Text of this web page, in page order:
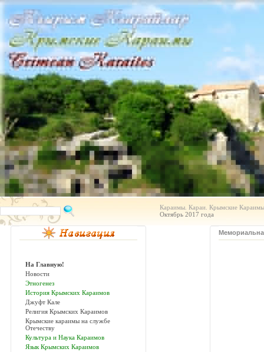
Караимы. Караи. Крымские
Октябрь 2017 года
На Главную!
Новости
Этногенез
История Крымских Караимов
Джуфт Кале
Религия Крымских Караимов
Крымские караимы на службе
Отечеству
Культура и Наука Караимов
Язык Крымских Караимов